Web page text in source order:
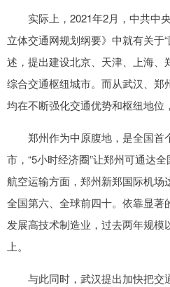
实际上，2021年2月，中共中
立体交通网规划纲要》中就有关于
述，提出建设北京、天津、上海、
综合交通枢纽城市。而从武汉、
均在不断强化交通优势和枢纽地位
郑州作为中原腹地，是全国首
市，“5小时经济圈”让郑州可通达全
航空运输方面，郑州新郑国际机场
全国第六、全球前四十。依靠显著
发展高技术制造业，过去两年规模
上。
与此同时，武汉提出加快把交